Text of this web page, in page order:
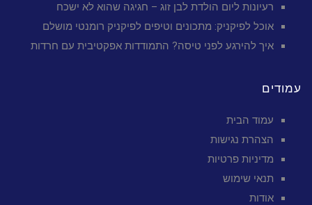
רעיונות ליום הולדת לבן זוג – חגיגה שהוא לא ישכח
אוכל לפיקניק: מתכונים וטיפים לפיקניק רומנטי מושלם
איך להירגע לפני טיסה? התמודדות אפקטיבית עם חרדות
עמודים
עמוד הבית
הצהרת נגישות
מדיניות פרטיות
תנאי שימוש
אודות